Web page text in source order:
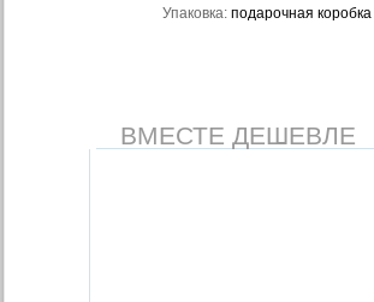
Упаковка: подарочная коробка
ВМЕСТЕ ДЕШЕВЛЕ